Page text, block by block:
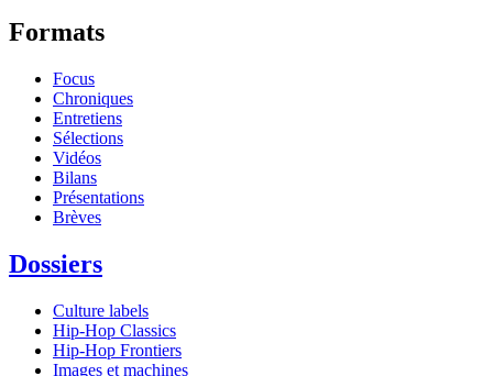
Formats
Focus
Chroniques
Entretiens
Sélections
Vidéos
Bilans
Présentations
Brèves
Dossiers
Culture labels
Hip-Hop Classics
Hip-Hop Frontiers
Images et machines